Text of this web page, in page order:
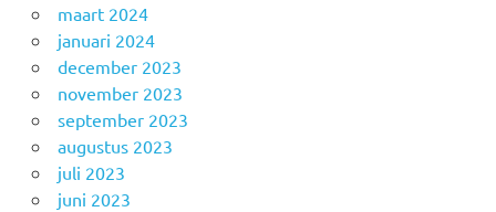
maart 2024
januari 2024
december 2023
november 2023
september 2023
augustus 2023
juli 2023
juni 2023